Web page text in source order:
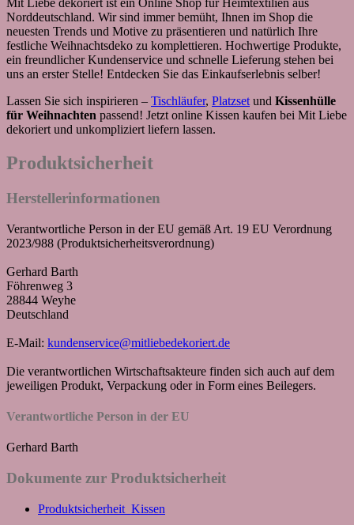
Mit Liebe dekoriert ist ein Online Shop für Heimtextilien aus
Norddeutschland. Wir sind immer bemüht, Ihnen im Shop die
neuesten Trends und Motive zu präsentieren und natürlich Ihre
festliche Weihnachtsdeko zu komplettieren. Hochwertige Produkte,
ein freundlicher Kundenservice und schnelle Lieferung stehen bei
uns an erster Stelle! Entdecken Sie das Einkaufserlebnis selber!
Lassen Sie sich inspirieren – Tischläufer, Platzset und Kissenhülle
für Weihnachten passend! Jetzt online Kissen kaufen bei Mit Liebe
dekoriert und unkompliziert liefern lassen.
Produktsicherheit
Herstellerinformationen
Verantwortliche Person in der EU gemäß Art. 19 EU Verordnung
2023/988 (Produktsicherheitsverordnung)
Gerhard Barth
Föhrenweg 3
28844 Weyhe
Deutschland
E-Mail: kundenservice@mitliebedekoriert.de
Die verantwortlichen Wirtschaftsakteure finden sich auch auf dem
jeweiligen Produkt, Verpackung oder in Form eines Beilegers.
Verantwortliche Person in der EU
Gerhard Barth
Dokumente zur Produktsicherheit
Produktsicherheit_Kissen